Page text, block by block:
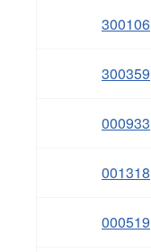
300106
300359
000933
001318
000519